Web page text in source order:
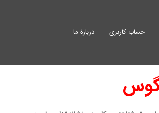
حساب کاربری دربارۀ ما